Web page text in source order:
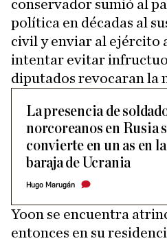
conservador sumió al
política en décadas al
civil y enviar al ejército
intentar evitar
diputados revocaran la
La presencia de
norcoreanos en Rusia
convierte en un as en la
baraja de Ucrania
Hugo Marugán
Yoon se encuentra
entonces en su